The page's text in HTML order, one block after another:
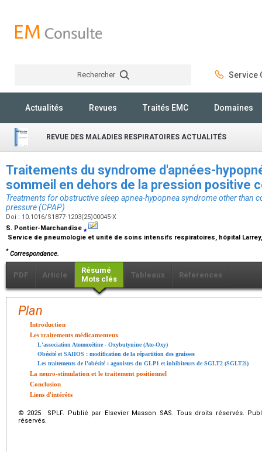
Rechercher Service
Actualités Revues Traités EMC Domaines
REVUE DES MALADIES RESPIRATOIRES ACTUALITÉS
Traitements du syndrome d'apnées-
sommeil en dehors de la pression positive
Treatments for obstructive sleep apnea-hypopnea syndrome other than
pressure (CPAP)
Doi : 10.1016/S1877-1203(25)00045-X
S. Pontier-Marchandise ⁎
Service de pneumologie et unité de soins intensifs respiratoires, hôpital
* Correspondance.
PDF Article
Résumé
Mots clés
Tableaux Références
Plan
Introduction
Les traitements médicamenteux
L'association Atomoxétine - Oxybutynine (Ato-Oxy)
Obésité et SAHOS : modification de la répartition des graisses
Les traitements de l'obésité : agonistes du GLP1 et inhibiteurs de SGLT2 (SGLT2i)
La neuro-stimulation et le traitement positionnel
Conclusion
Liens d'intérêts
© 2025 SPLF. Publié par Elsevier Masson SAS. Tous droits réservés.
réservés.